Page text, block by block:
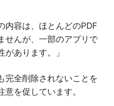
内容は、ほとんどのPDF
せんが、一部のアプリで
あります。」
完全削除されないことを
を促しています。